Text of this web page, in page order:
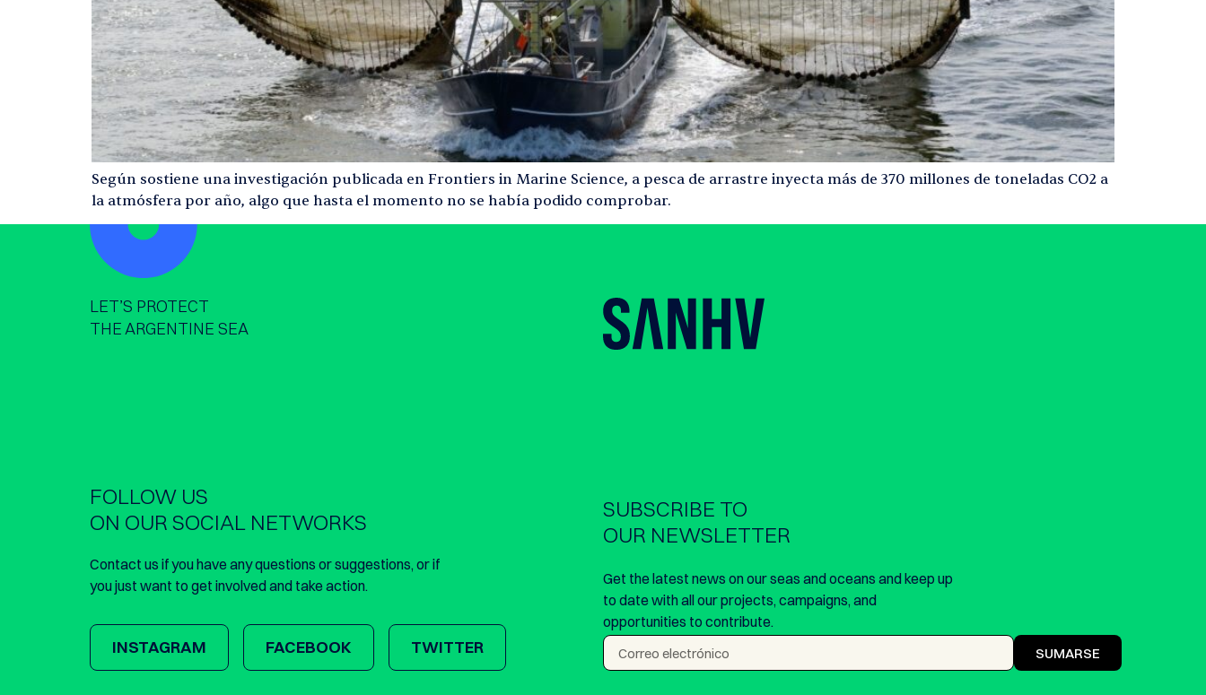
Según sostiene una investigación publicada en Frontiers in Marine Science, a pesca de arrastre inyecta más de 370 millones de toneladas CO2 a
la atmósfera por año, algo que hasta el momento no se había podido comprobar.
LET’S PROTECT
THE ARGENTINE SEA
FOLLOW US
ON OUR SOCIAL NETWORKS
Contact us if you have any questions or suggestions, or if
you just want to get involved and take action.
INSTAGRAM FACEBOOK TWITTER
SUBSCRIBE TO
OUR NEWSLETTER
Get the latest news on our seas and oceans and keep up
to date with all our projects, campaigns, and
opportunities to contribute.
SUMARSE